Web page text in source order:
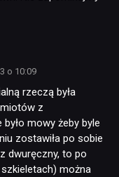
o 10:09
rzeczą była
z
mowy żeby byle
zostawiła po sobie
dwuręczny, to po
można